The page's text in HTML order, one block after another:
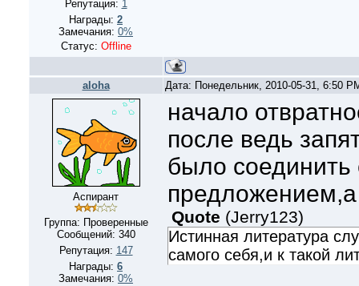
Репутация: 1
Награды: 2
Замечания: 0%
Статус: Offline
aloha Дата: Понедельник, 2010-05-31, 6:50
Аспирант
Группа: Проверенные
Сообщений: 340
Репутация: 147
Награды: 6
Замечания: 0%
начало
после ведь
было
Quote (Jerry123)
Истинная литература
самого себя,и к такой